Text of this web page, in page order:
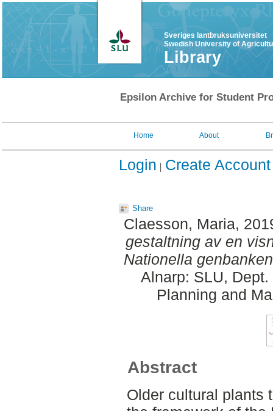
Sveriges lantbruksuniversitet
Swedish University of
Library
Epsilon Archive for Student
Home About
Login Create Account
Share
Claesson, Maria,
gestaltning av en
Nationella
Alnarp: SLU,
Planning and
Abstract
Older cultural plants